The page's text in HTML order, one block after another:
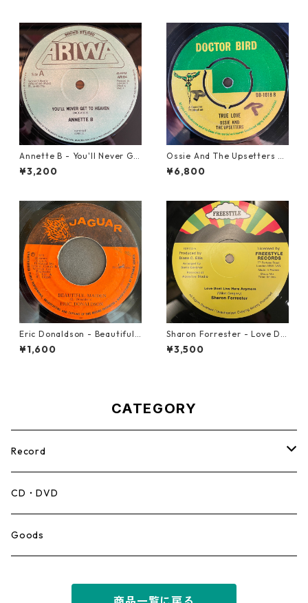
Annette B - You'll Never Ge
t To Heaven【12-50058】
¥3,200
Ossie And The Upsetters -
True Love【7-22000】
¥6,800
Eric Donaldson - Beautiful
Maiden【7-21788】
¥1,600
Sharon Forrester - Love Do
n't Live Here Anymore【12-
50068】
¥3,500
CATEGORY
Record
Mento,Calypso,Ballad
Ska
CD・DVD
Goods